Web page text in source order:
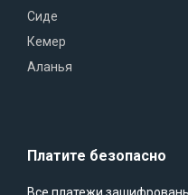
Сиде
Кемер
Аланья
Платите безопасно
Все платежи